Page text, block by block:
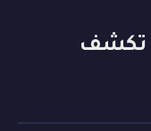
10 أبواب تكشف